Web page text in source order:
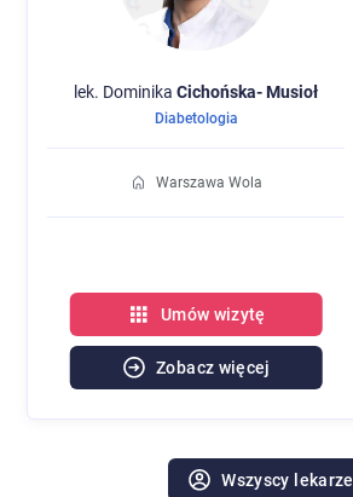
lek. Dominika Cichońska- Musioł
Diabetologia
Warszawa Wola
Umów wizytę
Zobacz więcej
Wszyscy lekarze